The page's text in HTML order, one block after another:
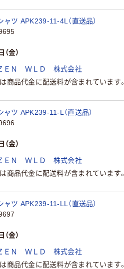
ツ APK239-11-4L（直送品）
金）
ＥＮ ＷＬＤ 株式会社
商品代金に配送料が含まれています。
ツ APK239-11-L（直送品）
金）
ＥＮ ＷＬＤ 株式会社
商品代金に配送料が含まれています。
ツ APK239-11-LL（直送品）
金）
ＥＮ ＷＬＤ 株式会社
商品代金に配送料が含まれています。